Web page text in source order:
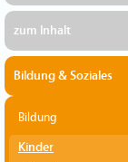
zum Inhalt
Bildung & Soziales
Bildung
Kinder